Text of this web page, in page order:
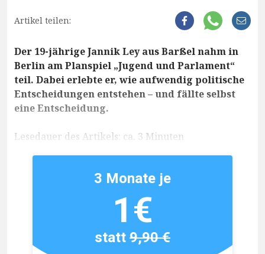
Artikel teilen:
Der 19-jährige Jannik Ley aus Barßel nahm in
Berlin am Planspiel „Jugend und Parlament“
teil. Dabei erlebte er, wie aufwendig politische
Entscheidungen entstehen – und fällte selbst
eine Entscheidung.
Lesedauer des Artikels: ca. 3 Minuten
3 Monate je
1€
statt9,90 €